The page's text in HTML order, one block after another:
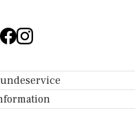
- Hjælpecenter
Tøjeksperten